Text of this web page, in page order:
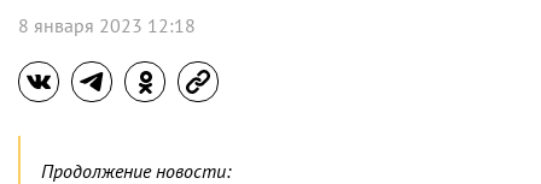
8 января 2023 12:18
Продолжение новости: